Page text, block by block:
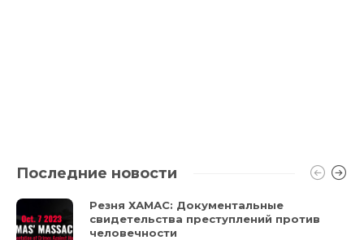
Последние новости
Резня ХАМАС: Документальные
свидетельства преступлений против
человечности